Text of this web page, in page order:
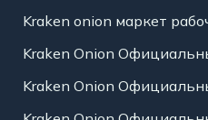
Kraken onion маркет
Kraken Onion
Kraken Onion